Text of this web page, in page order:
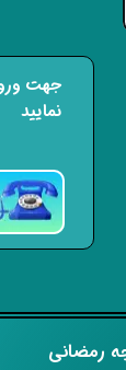
رمضانی
جهت
نمایید